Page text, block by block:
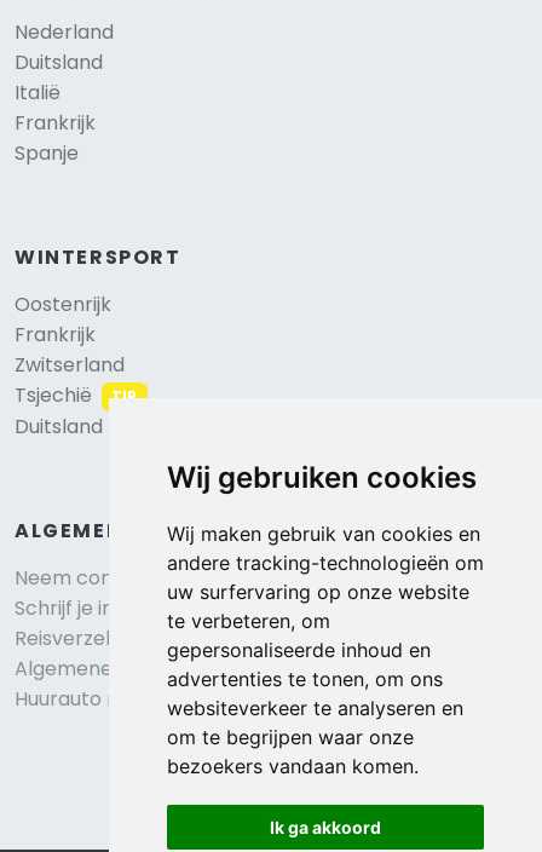
Wij gebruiken cookies
Wij maken gebruik van cookies en
andere tracking-technologieën om
uw surfervaring op onze website
te verbeteren, om
gepersonaliseerde inhoud en
advertenties te tonen, om ons
websiteverkeer te analyseren en
om te begrijpen waar onze
bezoekers vandaan komen.
Ik ga akkoord
Nederland
Duitsland
Italië
Frankrijk
Spanje
WINTERSPORT
Oostenrijk
Frankrijk
Zwitserland
Tsjechië
TIP
Duitsland
ALGEMEEN
Neem contact op
Schrijf je in voor onze nieuwsbrief
Reisverzekering afsluiten
Algemene voorwaarden
Huurauto reserveren